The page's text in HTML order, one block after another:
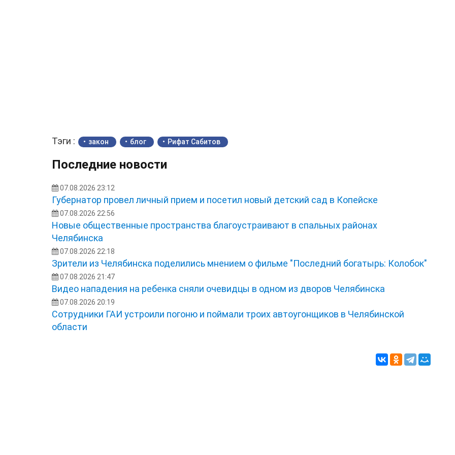
Тэги : закон блог Рифат Сабитов
Последние новости
07.08.2026 23:12
Губернатор провел личный прием и посетил новый детский сад в Копейске
07.08.2026 22:56
Новые общественные пространства благоустраивают в спальных районах
Челябинска
07.08.2026 22:18
Зрители из Челябинска поделились мнением о фильме "Последний богатырь: Колобок"
07.08.2026 21:47
Видео нападения на ребенка сняли очевидцы в одном из дворов Челябинска
07.08.2026 20:19
Сотрудники ГАИ устроили погоню и поймали троих автоугонщиков в Челябинской
области